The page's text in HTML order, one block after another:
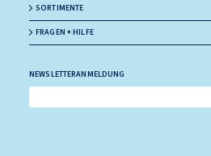
SORTIMENTE
FRAGEN + HILFE
NEWSLETTERANMELDUNG